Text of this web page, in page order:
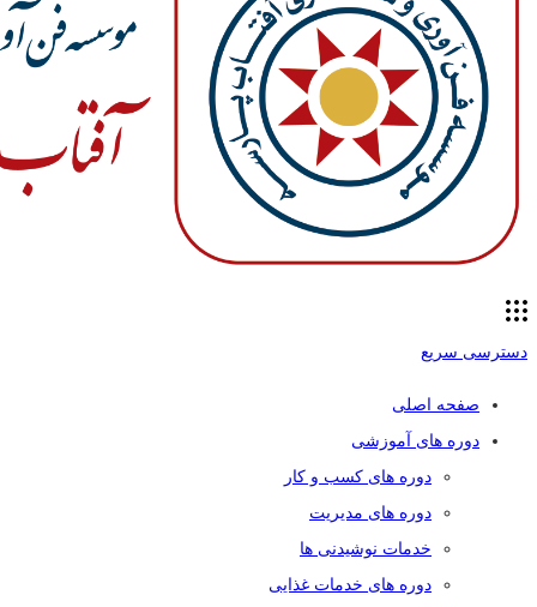
دسترسی سریع
صفحه اصلی
دوره های آموزشی
دوره های کسب و کار
دوره های مدیریت
خدمات نوشیدنی ها
دوره های خدمات غذایی